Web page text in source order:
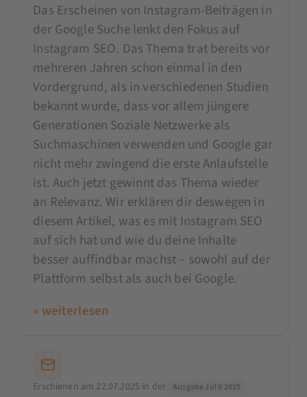
Das Erscheinen von Instagram-Beiträgen in
der Google Suche lenkt den Fokus auf
Instagram SEO. Das Thema trat bereits vor
mehreren Jahren schon einmal in den
Vordergrund, als in verschiedenen Studien
bekannt wurde, dass vor allem jüngere
Generationen Soziale Netzwerke als
Suchmaschinen verwenden und Google gar
nicht mehr zwingend die erste Anlaufstelle
ist. Auch jetzt gewinnt das Thema wieder
an Relevanz. Wir erklären dir deswegen in
diesem Artikel, was es mit Instagram SEO
auf sich hat und wie du deine Inhalte
besser auffindbar machst – sowohl auf der
Plattform selbst als auch bei Google.
» weiterlesen
Erschienen am 22.07.2025 in der Ausgabe Jul II 2025